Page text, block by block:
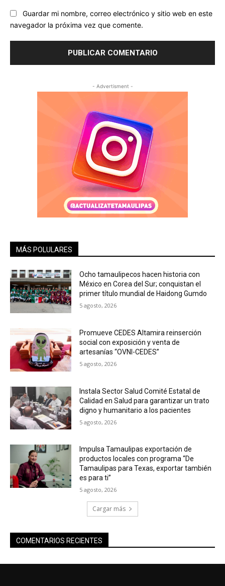
Guardar mi nombre, correo electrónico y sitio web en este
navegador la próxima vez que comente.
- Advertisment -
MÁS POLULARES
Ocho tamaulipecos hacen historia con
México en Corea del Sur; conquistan el
primer título mundial de Haidong Gumdo
5 agosto, 2026
Promueve CEDES Altamira reinserción
social con exposición y venta de
artesanías “OVNI-CEDES”
5 agosto, 2026
Instala Sector Salud Comité Estatal de
Calidad en Salud para garantizar un trato
digno y humanitario a los pacientes
5 agosto, 2026
Impulsa Tamaulipas exportación de
productos locales con programa “De
Tamaulipas para Texas, exportar también
es para ti”
5 agosto, 2026
Cargar más
COMENTARIOS RECIENTES